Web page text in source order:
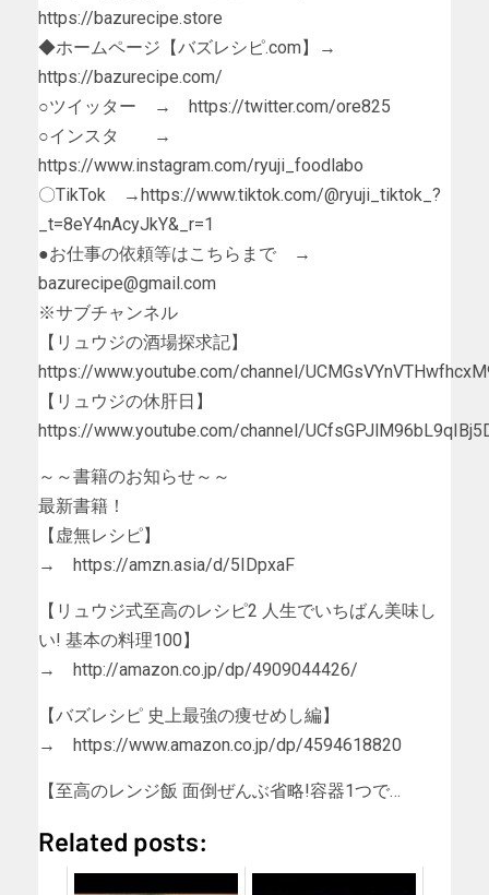
https://bazurecipe.store
◆ホームページ【バズレシピ.com】→
https://bazurecipe.com/
○ツイッター → https://twitter.com/ore825
○インスタ →
https://www.instagram.com/ryuji_foodlabo
〇TikTok →https://www.tiktok.com/@ryuji_tiktok_?
_t=8eY4nAcyJkY&_r=1
●お仕事の依頼等はこちらまで →
bazurecipe@gmail.com
※サブチャンネル
【リュウジの酒場探求記】
https://www.youtube.com/channel/
【リュウジの休肝日】
https://www.youtube.com/channel/
～～書籍のお知らせ～～
最新書籍！
【虚無レシピ】
→ https://amzn.asia/d/5IDpxaF
【リュウジ式至高のレシピ2 人生でいちばん美味し
い! 基本の料理100】
→ http://amazon.co.jp/dp/4909044426/
【バズレシピ 史上最強の痩せめし編】
→ https://www.amazon.co.jp/dp/4594618820
【至高のレンジ飯 面倒ぜんぶ省略!容器1つで…
Related posts: